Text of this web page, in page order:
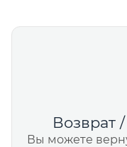
Возврат
Вы можете